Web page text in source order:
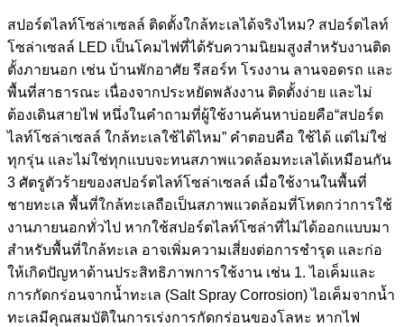
สปอร์ตไลท์โซล่าเซลล์ ติดตั้งใกล้ทะเลได้จริงไหม? สปอร์ตไลท์
โซล่าเซลล์ LED เป็นโคมไฟที่ได้รับความนิยมสูงสำหรับงานติด
ตั้งภายนอก เช่น บ้านพักอาศัย รีสอร์ท โรงงาน ลานจอดรถ และ
พื้นที่สาธารณะ เนื่องจากประหยัดพลังงาน ติดตั้งง่าย และไม่
ต้องเดินสายไฟ หนึ่งในคำถามที่ผู้ใช้งานค้นหาบ่อยคือ“สปอร์ต
ไลท์โซล่าเซลล์ ใกล้ทะเลใช้ได้ไหม” คำตอบคือ ใช้ได้ แต่ไม่ใช่
ทุกรุ่น และไม่ใช่ทุกแบบจะทนสภาพแวดล้อมทะเลได้เหมือนกัน
3 ศัตรูตัวร้ายของสปอร์ตไลท์โซล่าเซลล์ เมื่อใช้งานในพื้นที่
ชายทะเล พื้นที่ใกล้ทะเลถือเป็นสภาพแวดล้อมที่โหดกว่าการใช้
งานภายนอกทั่วไป หากใช้สปอร์ตไลท์โซล่าที่ไม่ได้ออกแบบมา
สำหรับพื้นที่ใกล้ทะเล อาจเพิ่มความเสี่ยงต่อการชำรุด และก่อ
ให้เกิดปัญหาด้านประสิทธิภาพการใช้งาน เช่น 1. ไอเค็มและ
การกัดกร่อนจากน้ำทะเล (Salt Spray Corrosion) ไอเค็มจากน้ำ
ทะเลมีคุณสมบัติในการเร่งการกัดกร่อนของโลหะ หากไฟ